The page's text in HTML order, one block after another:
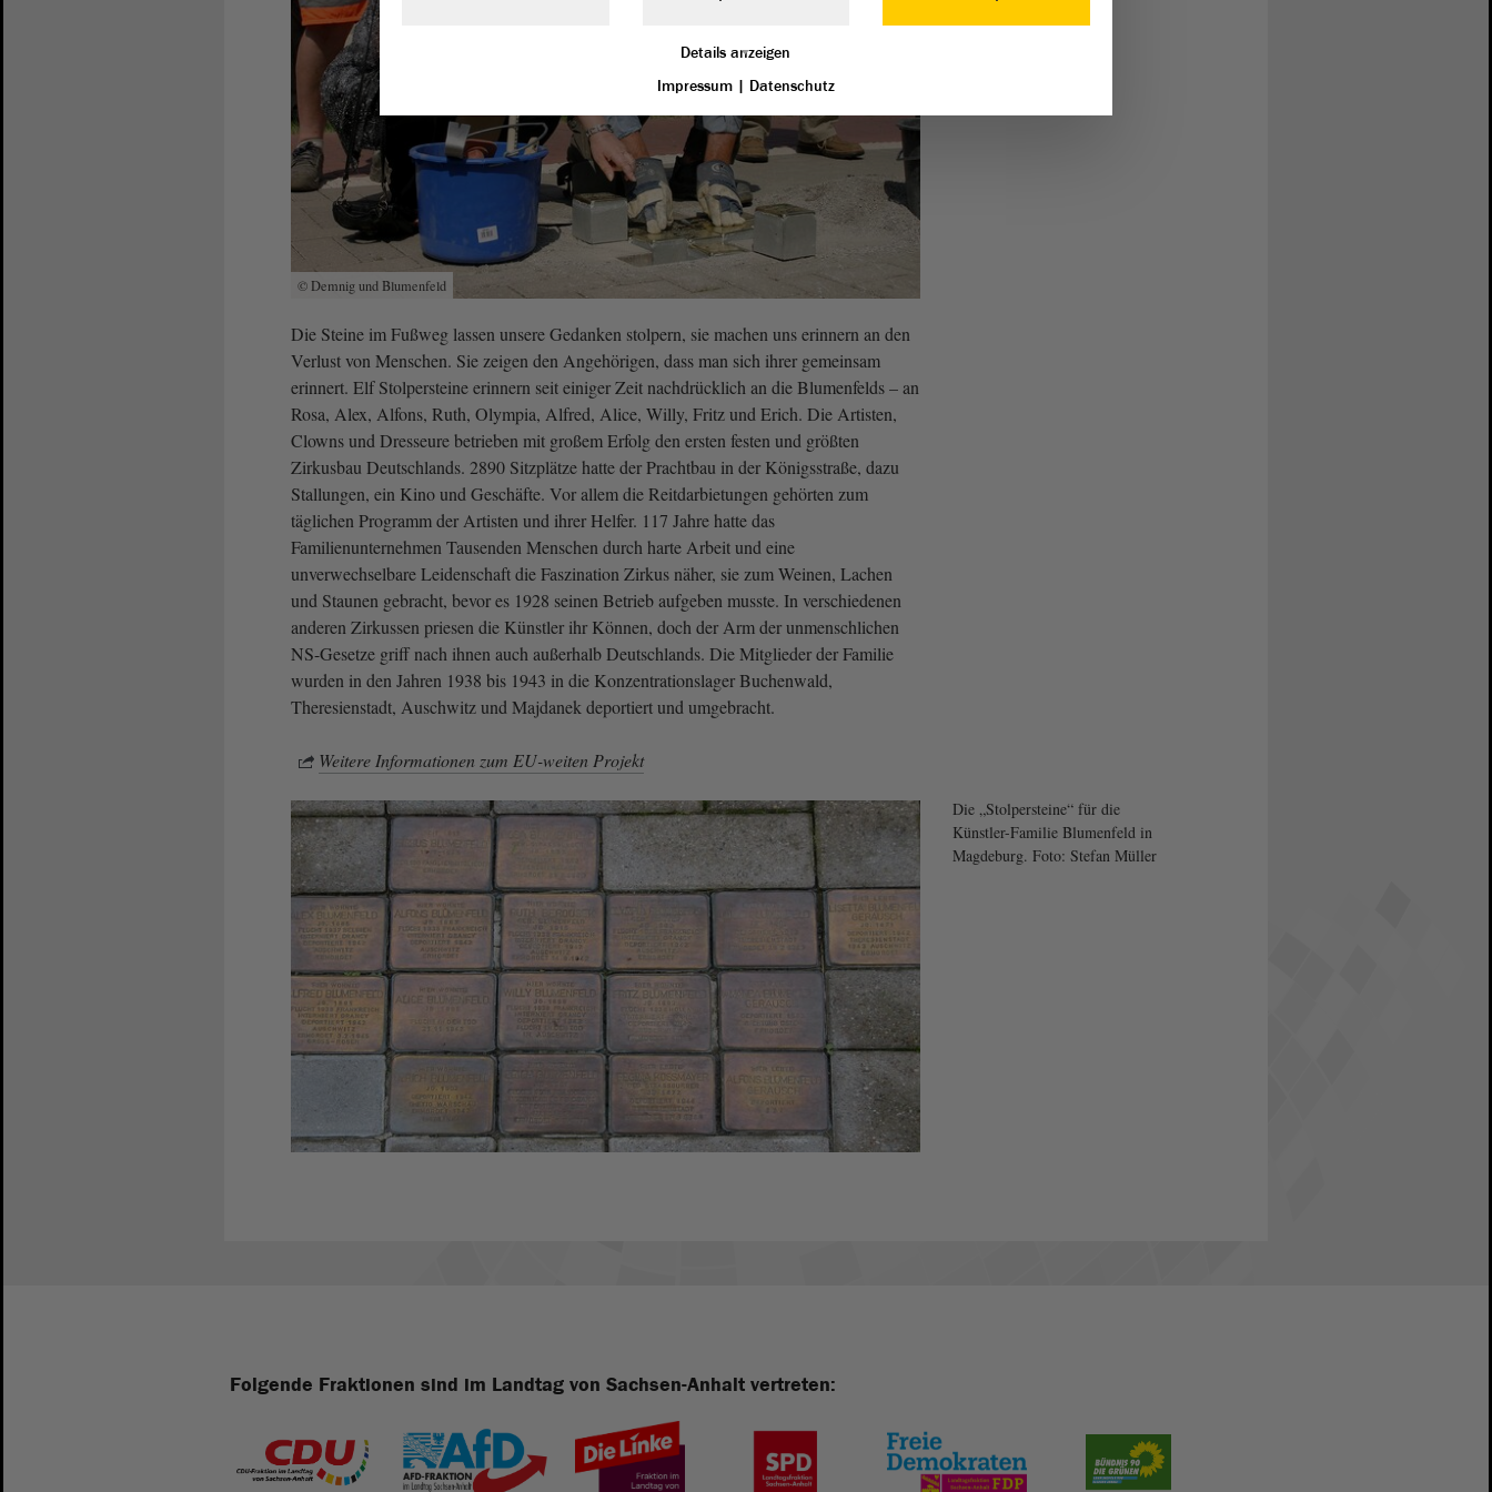
© Demnig und Blumenfeld
Die Steine im Fußweg lassen unsere Gedanken stolpern, sie machen uns erinnern an den
Verlust von Menschen. Sie zeigen den Angehörigen, dass man sich ihrer gemeinsam
erinnert. Elf Stolpersteine erinnern seit einiger Zeit nachdrücklich an die Blumenfelds – an
Rosa, Alex, Alfons, Ruth, Olympia, Alfred, Alice, Willy, Fritz und Erich. Die Artisten,
Clowns und Dresseure betrieben mit großem Erfolg den ersten festen und größten
Zirkusbau Deutschlands. 2890 Sitzplätze hatte der Prachtbau in der Königsstraße, dazu
Stallungen, ein Kino und Geschäfte. Vor allem die Reitdarbietungen gehörten zum
täglichen Programm der Artisten und ihrer Helfer. 117 Jahre hatte das
Familienunternehmen Tausenden Menschen durch harte Arbeit und eine
unverwechselbare Leidenschaft die Faszination Zirkus näher, sie zum Weinen, Lachen
und Staunen gebracht, bevor es 1928 seinen Betrieb aufgeben musste. In verschiedenen
anderen Zirkussen priesen die Künstler ihr Können, doch der Arm der unmenschlichen
NS-Gesetze griff nach ihnen auch außerhalb Deutschlands. Die Mitglieder der Familie
wurden in den Jahren 1938 bis 1943 in die Konzentrationslager Buchenwald,
Theresienstadt, Auschwitz und Majdanek deportiert und umgebracht.
Weitere Informationen zum EU-weiten Projekt
Die „Stolpersteine“ für die
Künstler-Familie Blumenfeld in
Magdeburg. Foto: Stefan Müller
Folgende Fraktionen sind im Landtag von Sachsen-Anhalt vertreten:
Details anzeigen
Impressum | Datenschutz